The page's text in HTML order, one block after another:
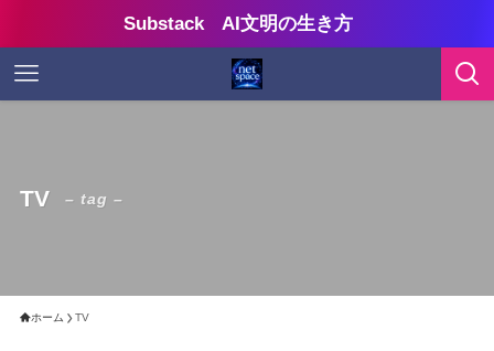
Substack AI文明の生き方
TV – tag –
ホーム TV